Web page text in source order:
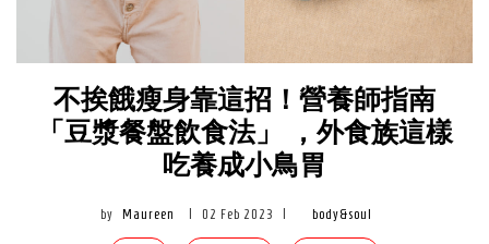
不挨餓瘦身靠這招！營養師指南
「豆漿餐盤飲食法」 ，外食族這樣
吃養成小鳥胃
by Maureen 02 Feb 2023 body&soul